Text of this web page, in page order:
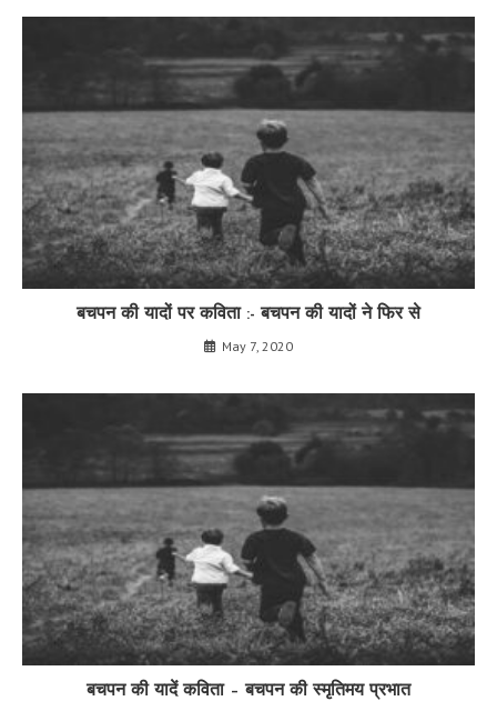
बचपन की यादों पर कविता :- बचपन की यादों ने फिर से
May 7, 2020
बचपन की यादें कविता – बचपन की स्मृतिमय प्रभात